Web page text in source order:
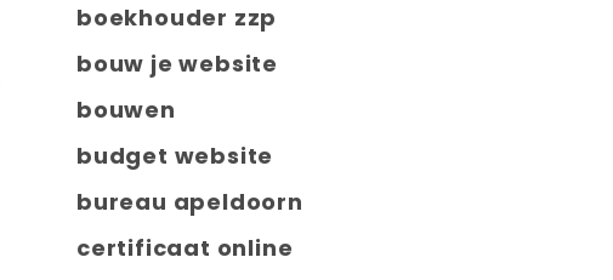
boekhouder zzp
bouw je website
bouwen
budget website
bureau apeldoorn
certificaat online